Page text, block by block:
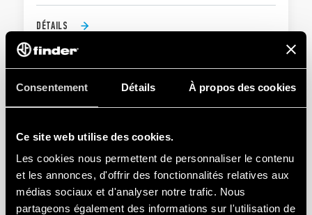
Consentement Détails À propos des cookies
Ce site web utilise des cookies.
Les cookies nous permettent de personnaliser le contenu
et les annonces, d'offrir des fonctionnalités relatives aux
médias sociaux et d'analyser notre trafic. Nous
partageons également des informations sur l'utilisation de
DÉTAILS
TYPE 58.P4 - INTERFACE MODULAIRE À
RELAIS 7A